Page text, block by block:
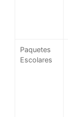
Paquetes
Escolares